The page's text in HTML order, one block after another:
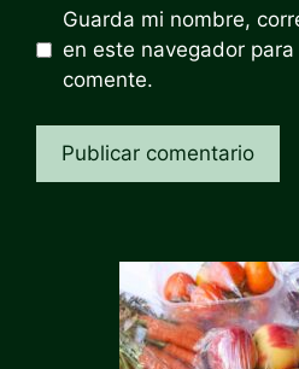
Guarda mi nombre,
en este navegador
comente.